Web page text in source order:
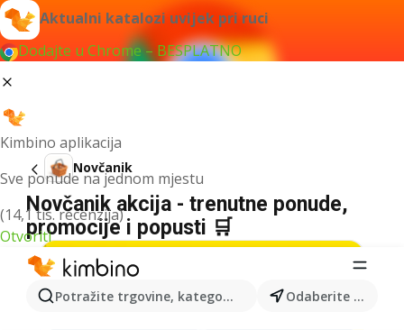
Aktualni katalozi uvijek pri ruci
Dodajte u Chrome – BESPLATNO
Kimbino aplikacija
Sve ponude na jednom mjestu
(14,1 tis. recenzija)
Otvoriti
Potražite trgovine, kategorije, proizvode... Odaberite grad
Novčanik
Novčanik akcija - trenutne ponude,
promocije i popusti 🛒